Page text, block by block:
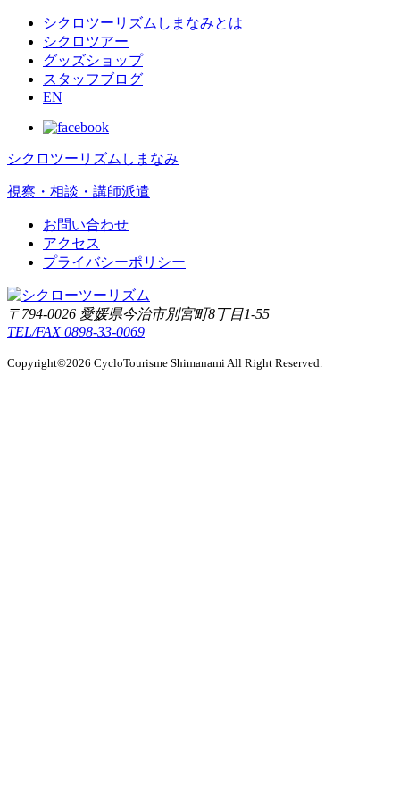
シクロツーリズムしまなみとは
シクロツアー
グッズショップ
スタッフブログ
EN
シクロツーリズムしまなみ
視察・相談・講師派遣
お問い合わせ
アクセス
プライバシーポリシー
〒794-0026 愛媛県今治市別宮町8丁目1-55
TEL/FAX 0898-33-0069
Copyright©2026 CycloTourisme Shimanami All Right Reserved.